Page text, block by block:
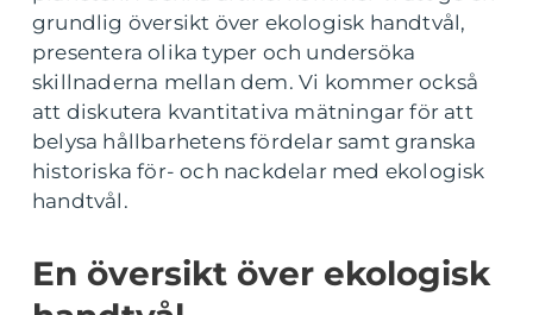
grundlig översikt över ekologisk handtvål,
presentera olika typer och undersöka
skillnaderna mellan dem. Vi kommer också
att diskutera kvantitativa mätningar för att
belysa hållbarhetens fördelar samt granska
historiska för- och nackdelar med ekologisk
handtvål.
En översikt över ekologisk